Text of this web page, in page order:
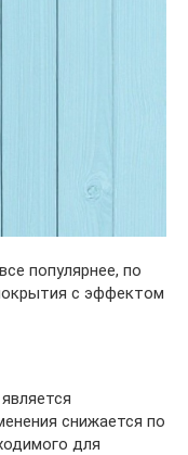
популярнее, по
с эффектом
снижается по
для